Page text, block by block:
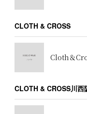
CLOTH & CROSS
Cloth＆
CLOTH & CROSS川西